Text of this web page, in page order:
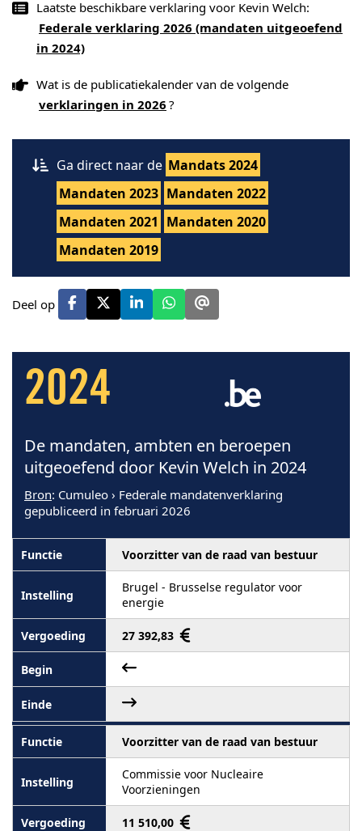
Laatste beschikbare verklaring voor Kevin Welch:
Federale verklaring 2026 (mandaten uitgeoefend
in 2024)
Wat is de publicatiekalender van de volgende
verklaringen in 2026 ?
Ga direct naar de Mandats 2024
Mandaten 2023 Mandaten 2022
Mandaten 2021 Mandaten 2020
Mandaten 2019
Deel op
2024
De mandaten, ambten en beroepen
uitgeoefend door Kevin Welch in 2024
Bron: Cumuleo › Federale mandatenverklaring
gepubliceerd in februari 2026
Voorzitter van de raad van bestuur
Brugel - Brusselse regulator voor
energie
27 392,83
Voorzitter van de raad van bestuur
Commissie voor Nucleaire
Voorzieningen
11 510,00